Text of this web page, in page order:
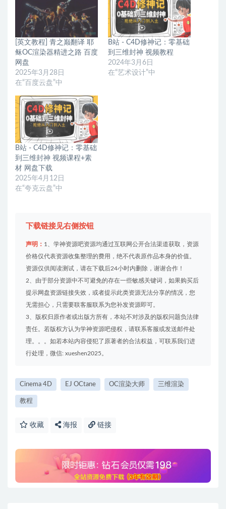
[英文教程] 青之巅翻译 耶
稣OC渲染器精进之路 百度
网盘
2025年3月28日
在“百度云盘”中
B站 - C4D修神记：零基础
到三维封神 视频教程
2024年3月6日
在“艺术设计”中
B站 - C4D修神记：零基础
到三维封神 视频课程+素
材 网盘下载
2025年4月12日
在“夸克云盘”中
下载链接见右侧按钮
声明： 1、学神资源吧资源均通过互联网公开合法渠道获取，资源
价格仅代表资源收集整理的费用，绝不代表原作品本身的价值。
资源仅供阅读测试，请在下载后24小时内删除，谢谢合作！
2、由于部分资源中不可避免的存在一些敏感关键词，如果购买后
提示网盘资源链接失效，或者提示此类资源无法分享的情况，您
无需担心，只需要联客服联系为您补发资源即可。
3、版权归原作者或出版方所有，本站不对涉及的版权问题负法律
责任。若版权方认为学神资源吧侵权，请联系客服或发送邮件处
理。。。如若本站内容侵犯了原著者的合法权益，可联系我们进
行处理，微信: xueshen2025。
Cinema 4D EJ OCtane OC渲染大师 三维渲染
教程
收藏 海报 链接